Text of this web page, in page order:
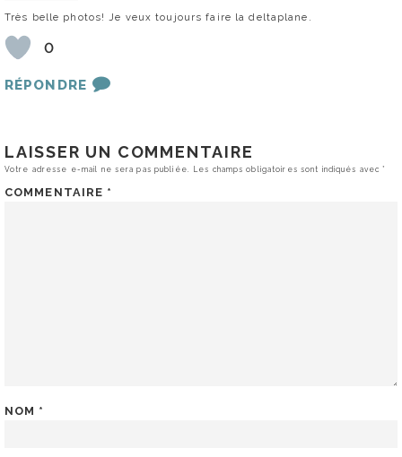
Très belle photos! Je veux toujours faire la deltaplane.
0
RÉPONDRE
LAISSER UN COMMENTAIRE
Votre adresse e-mail ne sera pas publiée. Les champs obligatoires sont indiqués avec*
COMMENTAIRE *
NOM *